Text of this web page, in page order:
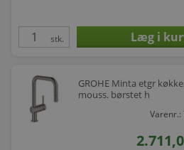
stk.
GROHE Minta etgr
mouss. børstet h
Varenr.: